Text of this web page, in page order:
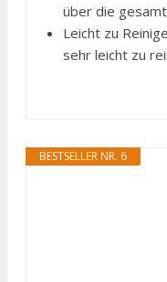
über die
Leicht zu
sehr leicht zu
BESTSELLER NR. 6